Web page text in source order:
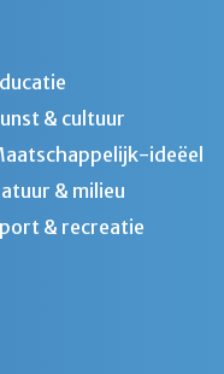
& cultuur
ideëel
& milieu
& recreatie